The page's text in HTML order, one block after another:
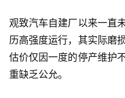
观致汽车自建厂以来一直
历高强度运行，其实际磨
估价仅因一度的停产维护
重缺乏公允。